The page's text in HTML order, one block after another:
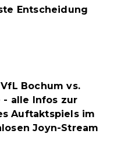
Entscheidung
Bochum vs.
- alle Infos zur
Auftaktspiels im
Joyn-Stream